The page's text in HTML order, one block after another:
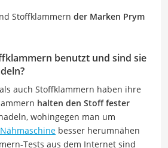
Stoffklammern der Marken Prym
benutzt und sind sie
auch Stoffklammern haben ihre
halten den Stoff fester
wohingegen man um
Nähmaschine besser herumnähen
Tests aus dem Internet sind